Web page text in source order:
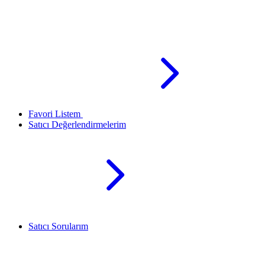
Favori Listem
Satıcı Değerlendirmelerim
Satıcı Sorularım